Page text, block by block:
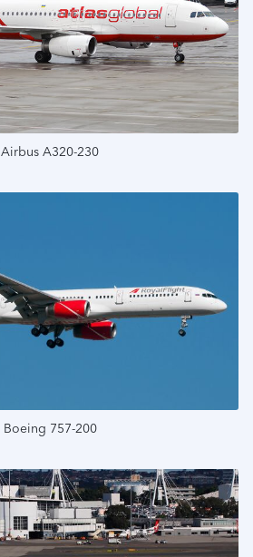
Airbus A320-230
Подробнее
Boeing 757-200